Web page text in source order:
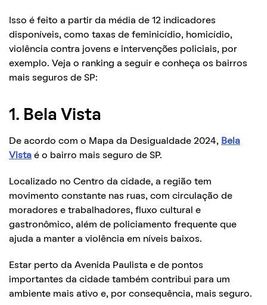
Isso é feito a partir da média de 12 indicadores
disponíveis, como taxas de feminicídio, homicídio,
violência contra jovens e intervenções policiais, por
exemplo. Veja o ranking a seguir e conheça os bairros
mais seguros de SP:
1. Bela Vista
De acordo com o Mapa da Desigualdade 2024, Bela
Vista é o bairro mais seguro de SP.
Localizado no Centro da cidade, a região tem
movimento constante nas ruas, com circulação de
moradores e trabalhadores, fluxo cultural e
gastronômico, além de policiamento frequente que
ajuda a manter a violência em níveis baixos.
Estar perto da Avenida Paulista e de pontos
importantes da cidade também contribui para um
ambiente mais ativo e, por consequência, mais seguro.